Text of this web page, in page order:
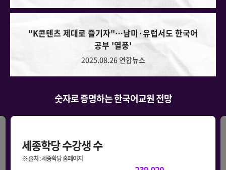
2025.08.26 연합뉴스
“수강 대기자만 1300명”…한국어 인기 속 세종학당
세계한국어웅변대회
2025.08.14 연합뉴스
숫자로 증명하는 한국어교원 전망
세종학당 수강생 수
※ 출처 : 세종학당 홈페이지